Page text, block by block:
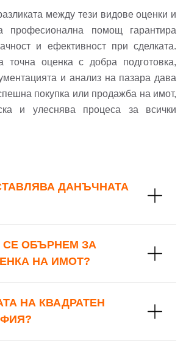
между тези видове оценки и
професионална помощ гарантира
и ефективност при сделката.
точна оценка с добра подготовка,
и анализ на пазара дава
покупка или продажба на имот,
и улеснява процеса за всички
ДАНЪЧНАТА
СЕ ОБЪРНЕМ ЗА
НА ИМОТ?
НА КВАДРАТЕН